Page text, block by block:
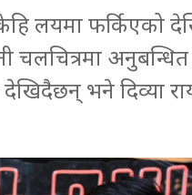
लयमा फर्किएको
चलचित्रमा
देखिदैछन् भने दिव्या